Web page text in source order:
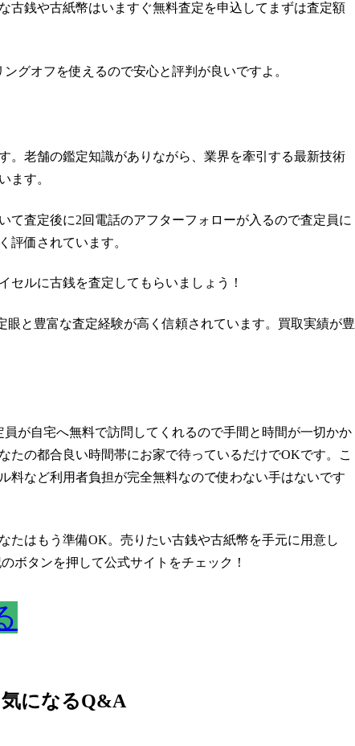
古銭や古紙幣はいますぐ無料査定を申込してまずは査定額
グオフを使えるので安心と評判が良いですよ。
。老舗の鑑定知識がありながら、業界を牽引する最新技術
ます。
査定後に2回電話のアフターフォローが入るので査定員に
評価されています。
セルに古銭を査定してもらいましょう！
眼と豊富な査定経験が高く信頼されています。買取実績が豊
が自宅へ無料で訪問してくれるので手間と時間が一切かか
たの都合良い時間帯にお家で待っているだけでOKです。こ
料など利用者負担が完全無料なので使わない手はないです
たはもう準備OK。売りたい古銭や古紙幣を手元に用意し
ボタンを押して公式サイトをチェック！
になるQ&A